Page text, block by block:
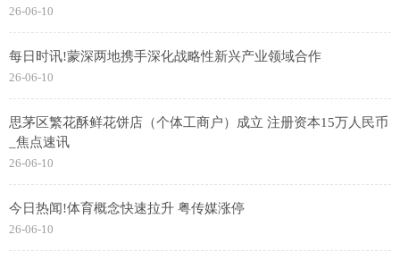
26-06-10
每日时讯!蒙深两地携手深化战略性新兴产业领域合作
26-06-10
思茅区繁花酥鲜花饼店（个体工商户）成立 注册资本15万人民币
_焦点速讯
26-06-10
今日热闻!体育概念快速拉升 粤传媒涨停
26-06-10